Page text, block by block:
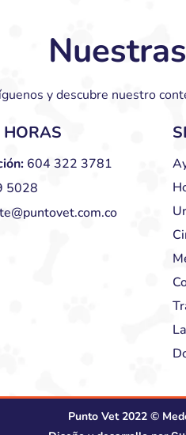
y descubre nuestro
604 322 3781
5028
Punto Vet 2022 ©